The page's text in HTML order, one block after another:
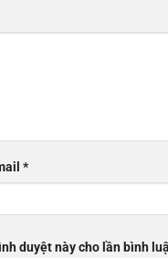
*
duyệt này cho lần bình